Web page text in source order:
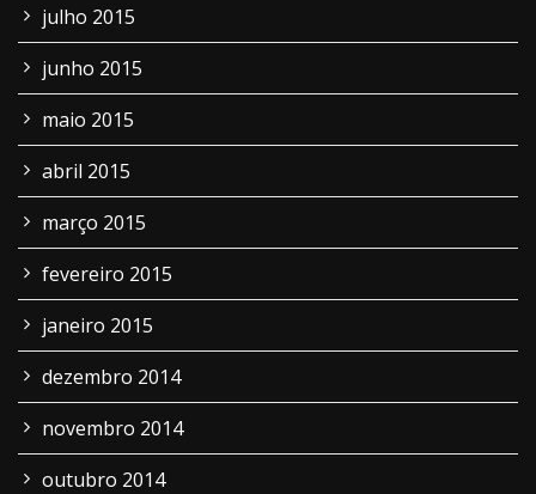
julho 2015
junho 2015
maio 2015
abril 2015
março 2015
fevereiro 2015
janeiro 2015
dezembro 2014
novembro 2014
outubro 2014